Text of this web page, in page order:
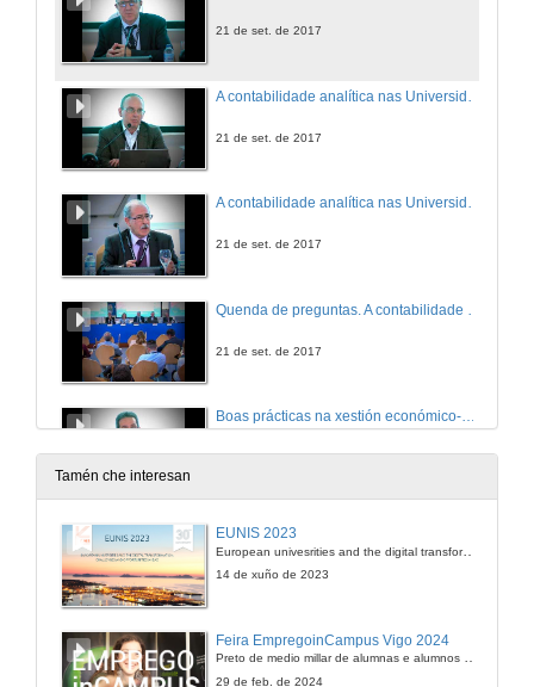
21 de set. de 2017
21 de set. de 2017
A contabilidade analítica nas Universidades Españolas. Exposición de Ramón Ortigosa López
21 de set. de 2017
21 de set. de 2017
Boas prácticas na xestión económico-administrativa universitaria: novas ferramentas. Presentación da sesión e dos ponentes
21 de set. de 2017
Tamén che interesan
EUNIS 2023
European univesrities and the digital transformation: challenges and opportunities ahead
14 de xuño de 2023
Feira EmpregoinCampus Vigo 2024
Preto de medio millar de alumnas e alumnos buscan coñecer máis de preto as oportunidades que lles achegan as arredor de medio cento de empresas que participan na edición viguesa da feira. Xunto coa visita aos stands, durante a feria desenvólvense varias actividades complementarias, como obradoiros, conversas, mesas redondas ou o pasaporte de empregabilidade, un espazo no que poderán recibir asesoramento sobre o seu CV.
29 de feb. de 2024